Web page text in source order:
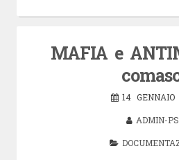
MAFIA e
14 GENNAIO
ADMIN-